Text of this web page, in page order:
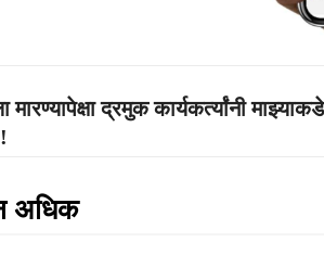
मारण्यापेक्षा द्रमुक कार्यकर्त्यांनी माझ्याकडे
अधिक